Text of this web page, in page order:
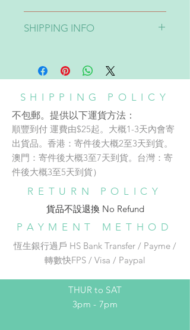
確認付款後大概2-5個工作天會寄出
貨品。
SHIPPING INFO
何追蹤系統。買家須承擔任何寄失之
風險，賣家不會就任何寄失/郵寄時
香港以外不包郵，提供以下運貨方
法：
A: 順豐到付
運費由$30起。大概1-3天內會寄出貨
品。香港：寄件後大概2至3天到
貨。澳門：寄件後大概3至7天到
貨）
B: 852 express 黃色運輸 （只適用於
運費由$28起。大概一星期內寄出貨
品。寄件後大概3-7個工作天送達。
SHOP/WORKSHOP
Address:
️⛩️銅鑼灣東角Laforet 1 樓137號舖
🚇地鐵銅鑼灣 E 出口步行約 1 分鐘
Phone: 852-96542526
OPENING HOURS
THUR to SAT
3pm - 7pm
SHIPPING POLICY
不包郵。提供以下運貨方法：
順豐到付 運費由$25起。大概1-3天內會寄
出貨品。香港：寄件後大概2至3天到貨。
澳門：寄件後大概3至7天到貨。台灣：寄
件後大概3至5天到貨）
RETURN POLICY
貨品不設退換 No Refund​
PAYMENT METHOD
恆生銀行過戶 HS Bank Transfer / Payme /
轉數快FPS / Visa / Paypal